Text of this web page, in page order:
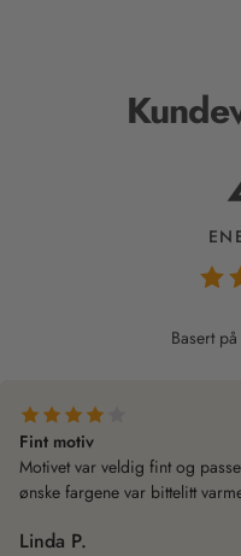
Basert
Fint motiv
Motivet var veldig fint og
ønske fargene var bittelitt
Linda P.